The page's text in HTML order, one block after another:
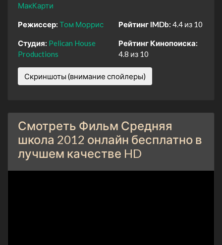
МакКарти
Режиссер: Том Моррис
Студия: Pelican House
Productions
Рейтинг IMDb: 4.4 из 10
Рейтинг Кинопоиска:
4.8 из 10
Скриншоты (внимание спойлеры)
Смотреть Фильм Средняя
школа 2012 онлайн бесплатно в
лучшем качестве HD